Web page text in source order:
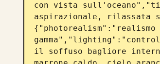
con vista
aspirazionale, rilassata
il soffuso bagliore